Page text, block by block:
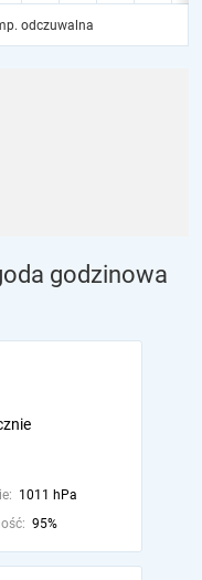
odczuwalna
godzinowa
1011 hPa
95%